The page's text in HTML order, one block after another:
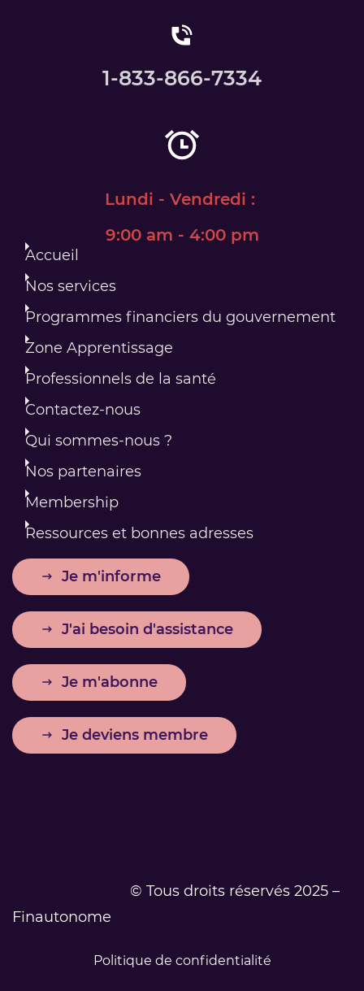
1-833-866-7334
Lundi - Vendredi :
​9:00 am - 4:00 pm
Accueil
Nos services
Programmes financiers du gouvernement
Zone Apprentissage
Professionnels de la santé
Contactez-nous
Qui sommes-nous ?
Nos partenaires
Membership
Ressources et bonnes adresses
Je m'informe
J'ai besoin d'assistance
Je m'abonne
Je deviens membre
© Tous droits réservés 2025 –
Finautonome
Politique de confidentialité